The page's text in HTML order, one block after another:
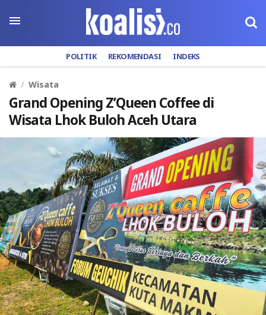
POLITIK REKOMENDASI INDEKS
Wisata
Grand Opening Z’Queen Coffee di
Wisata Lhok Buloh Aceh Utara